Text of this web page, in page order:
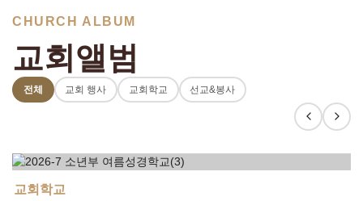
CHURCH ALBUM
교회앨범
전체 교회 행사 교회학교 선교&봉사
교회학교